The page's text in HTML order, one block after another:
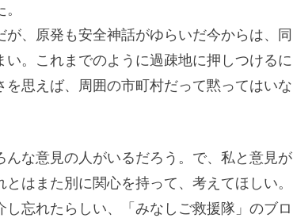
、原発も安全神話がゆらいだ今からは、同
。これまでのように過疎地に押しつけるに
思えば、周囲の市町村だって黙ってはいな
んな意見の人がいるだろう。で、私と意見が
はまた別に関心を持って、考えてほしい。
忘れたらしい、「みなしご救援隊」のブロ